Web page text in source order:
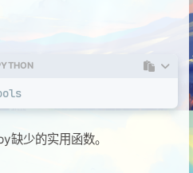
少的实用函数。